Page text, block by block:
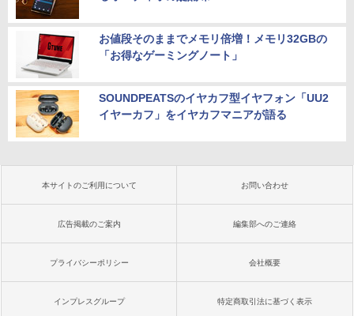
お値段そのままでメモリ倍増！メモリ32GBの
「お得なゲーミングノート」
SOUNDPEATSのイヤカフ型イヤフォン「UU2
イヤーカフ」をイヤカフマニアが語る
本サイトのご利用について お問い合わせ
広告掲載のご案内 編集部へのご連絡
プライバシーポリシー 会社概要
インプレスグループ 特定商取引法に基づく表示